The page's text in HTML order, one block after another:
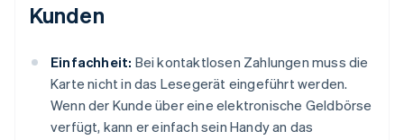
Kunden
Einfachheit: Bei kontaktlosen Zahlungen muss die
Karte nicht in das Lesegerät eingeführt werden.
Wenn der Kunde über eine elektronische Geldbörse
verfügt, kann er einfach sein Handy an das